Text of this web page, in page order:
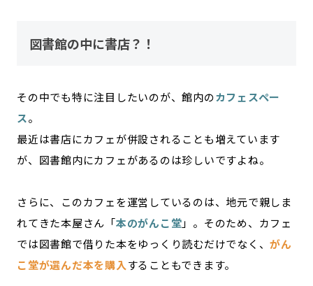
図書館の中に書店？！
その中でも特に注目したいのが、館内のカフェスペー
ス。
最近は書店にカフェが併設されることも増えています
が、図書館内にカフェがあるのは珍しいですよね。
さらに、このカフェを運営しているのは、地元で親しま
れてきた本屋さん「本のがんこ堂」。そのため、カフェ
では図書館で借りた本をゆっくり読むだけでなく、がん
こ堂が選んだ本を購入することもできます。